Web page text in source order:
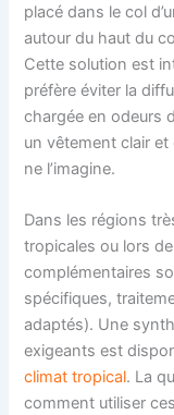
placé dans le col
autour du haut du
Cette solution est
préfère éviter la
chargée en odeurs
un vêtement clair
ne l’imagine.
Dans les régions
tropicales ou lors
complémentaires
spécifiques,
adaptés). Une
exigeants est
climat tropical. La
comment utiliser